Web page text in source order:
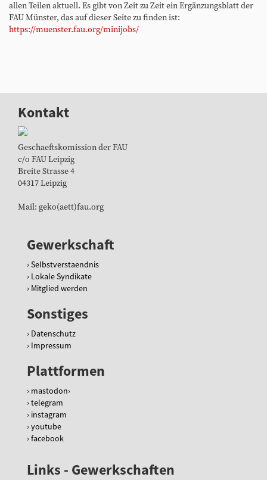
allen Teilen aktuell. Es gibt von Zeit zu Zeit ein Ergänzungsblatt der
FAU Münster, das auf dieser Seite zu finden ist:
https://muenster.fau.org/minijobs/
Kontakt
Geschaeftskomission der FAU
c/o FAU Leipzig
Breite Strasse 4
04317 Leipzig
Mail: geko(aett)fau.org
Gewerkschaft
Selbstverstaendnis
Lokale Syndikate
Mitglied werden
Sonstiges
Datenschutz
Impressum
Plattformen
mastodon
telegram
instagram
youtube
facebook
Links - Gewerkschaften